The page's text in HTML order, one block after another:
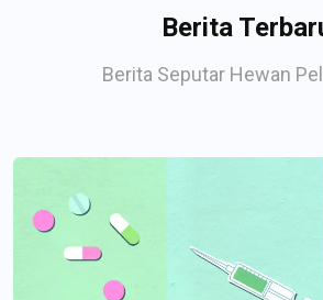
Berita
Berita Seputar Hewan